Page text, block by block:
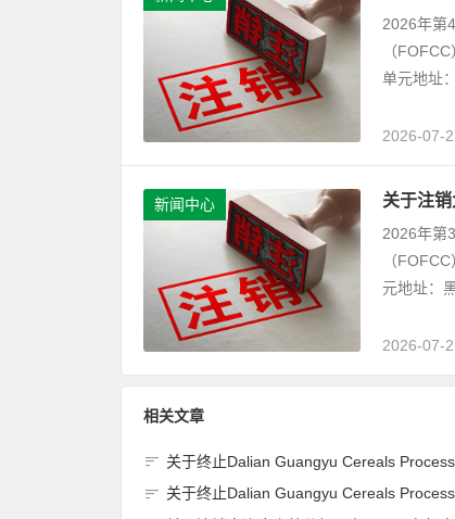
2026年第
（
单元地址
2026-07-
新闻中心 关于注
2026年第
（
元地址：
2026-07-
相关文章
关于终止Dalian Guangyu Cereals Processing Co., Ltd.(大连广宇粮谷加工有限公司)JAS有机产
关于终止Dalian Guangyu Cereals Processing Co., Ltd.(大连广宇粮谷加工有限公司)JAS有机